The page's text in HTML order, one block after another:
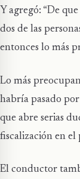
Y agregó: “De
dos de las
entonces lo más
Lo más
habría pasado
que abre serias
fiscalización en el
El conductor